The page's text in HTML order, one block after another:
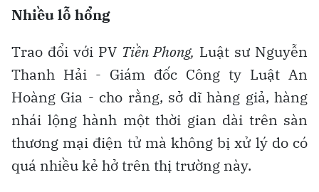
Nhiều lỗ hổng
Trao đổi với PV Tiền Phong, Luật sư Nguyễn
Thanh Hải - Giám đốc Công ty Luật An
Hoàng Gia - cho rằng, sở dĩ hàng giả, hàng
nhái lộng hành một thời gian dài trên sàn
thương mại điện tử mà không bị xử lý do có
quá nhiều kẻ hở trên thị trường này.